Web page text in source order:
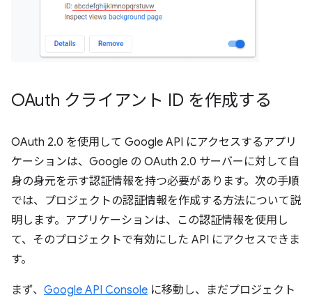
OAuth クライアント ID を作成する
OAuth 2.0 を使用して Google API にアクセスするアプリ
ケーションは、Google の OAuth 2.0 サーバーに対して自
身の身元を示す認証情報を持つ必要があります。次の手順
では、プロジェクトの認証情報を作成する方法について説
明します。アプリケーションは、この認証情報を使用し
て、そのプロジェクトで有効にした API にアクセスできま
す。
まず、 Google API Console に移動し、まだプロジェクト